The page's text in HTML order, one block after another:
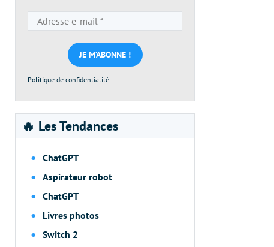
e-
mail
*
Politique de confidentialité
🔥 Les Tendances
ChatGPT
Aspirateur robot
ChatGPT
Livres photos
Switch 2